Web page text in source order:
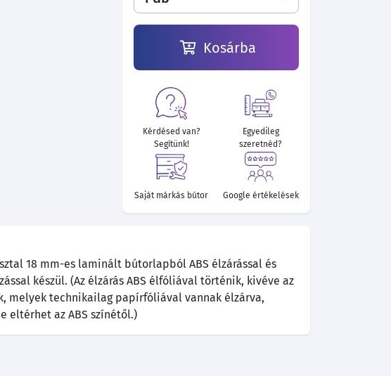
19 540 Ft 19 180 Ft
Kosárba
Kérdésed van?
Segítünk!
Egyedileg
szeretnéd?
Saját márkás bútor Google értékelések
18 mm-es laminált bútorlapból ABS élzárással és
készül. (Az élzárás ABS élfóliával történik, kivéve az
melyek technikailag papírfóliával vannak élzárva,
eltérhet az ABS színétől.)